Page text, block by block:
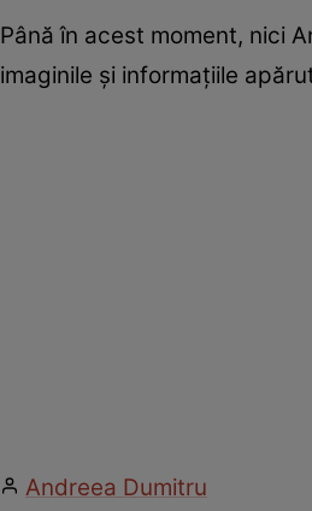
Până în acest moment, nici
imaginile și informațiile
Andreea Dumitru